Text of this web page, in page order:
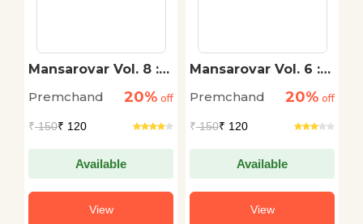
Mansarovar Vol. 8 :
Kahaniyan
Premchand 20% off
₹150₹ 120
Available
View
Mansarovar Vol. 6 :
Anya Kahaniyan
Premchand 20% off
₹150₹ 120
Available
View